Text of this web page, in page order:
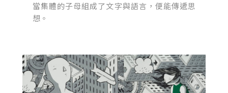
當集體的子母組成了文字與語言，便能傳遞思
想。